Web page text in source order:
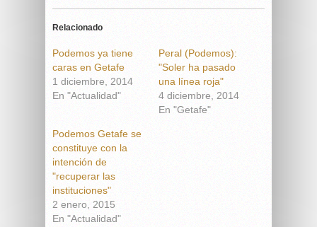
Relacionado
Podemos ya tiene
caras en Getafe
1 diciembre, 2014
En "Actualidad"
Peral (Podemos):
"Soler ha pasado
una línea roja"
4 diciembre, 2014
En "Getafe"
Podemos Getafe se
constituye con la
intención de
"recuperar las
instituciones"
2 enero, 2015
En "Actualidad"